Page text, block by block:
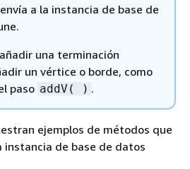
a la instancia de base de
una terminación
un vértice o borde, como
paso addV( ) .
ejemplos de métodos que
instancia de base de datos